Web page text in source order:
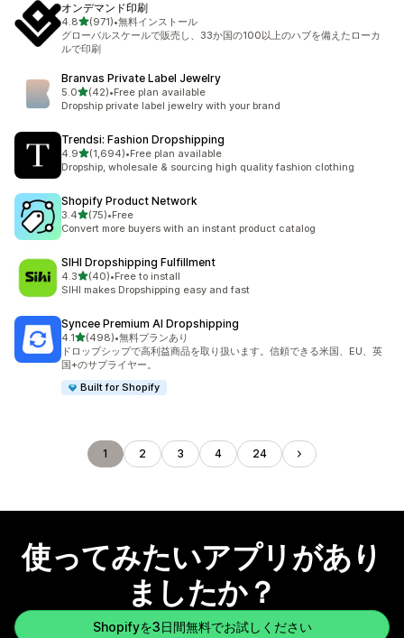
オンデマンド印刷
4.85つ星中
(971)
合計レビュー数：971件
•無料インストール
グローバルスケールで販売し、33か国の100以上のハブを備えたローカ
ルで印刷
Branvas Private Label Jewelry
5.05つ星中
(42)
合計レビュー数：42件
•Free plan available
Dropship private label jewelry with your brand
Trendsi: Fashion Dropshipping
4.95つ星中
(1,694)
合計レビュー数：1694件
•Free plan available
Dropship, wholesale & sourcing high quality fashion clothing
Shopify Product Network
3.45つ星中
(75)
合計レビュー数：75件
•Free
Convert more buyers with an instant product catalog
SIHI Dropshipping Fulfillment
4.35つ星中
(40)
合計レビュー数：40件
•Free to install
SIHI makes Dropshipping easy and fast
Syncee Premium AI Dropshipping
4.15つ星中
(498)
合計レビュー数：498件
•無料プランあり
ドロップシップで高利益商品を取り扱います。信頼できる米国、EU、英
国+のサプライヤー。
Built for Shopify
1 2 3 4 24
使ってみたいアプリがあり
ましたか？
Shopifyを3日間無料でお試しください